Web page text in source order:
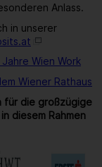
Anlass.
in unserer
Wien Work
Wiener Rathaus
für die großzügige
diesem Rahmen